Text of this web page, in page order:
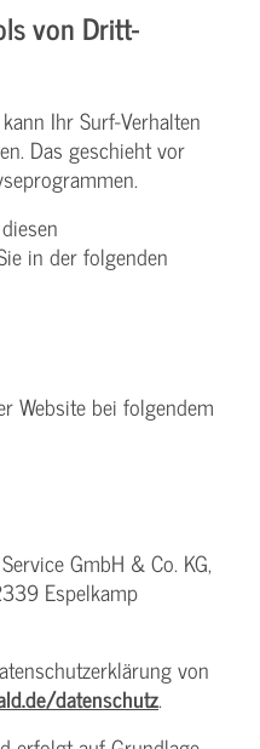
von Dritt­
Ihr Surf-Verhalten
Das geschieht vor
in der folgenden
Website bei folgendem
GmbH & Co. KG,
Espelkamp
von
datenschutz.